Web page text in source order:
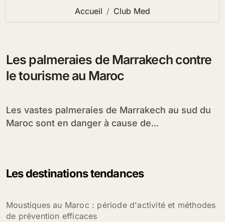
Accueil Club Med
Les palmeraies de Marrakech contre
le tourisme au Maroc
Les vastes palmeraies de Marrakech au sud du
Maroc sont en danger à cause de...
Les destinations tendances
Moustiques au Maroc : période d'activité et méthodes
de prévention efficaces